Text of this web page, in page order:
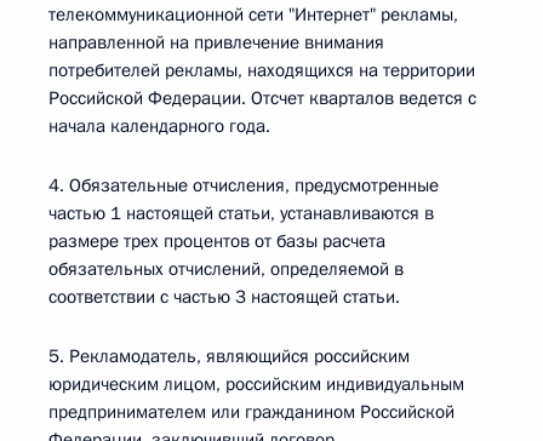
телекоммуникационной сети "Интернет" рекламы,
направленной на привлечение внимания
потребителей рекламы, находящихся на территории
Российской Федерации. Отсчет кварталов ведется с
начала календарного года.
4. Обязательные отчисления, предусмотренные
частью 1 настоящей статьи, устанавливаются в
размере трех процентов от базы расчета
обязательных отчислений, определяемой в
соответствии с частью 3 настоящей статьи.
5. Рекламодатель, являющийся российским
юридическим лицом, российским индивидуальным
предпринимателем или гражданином Российской